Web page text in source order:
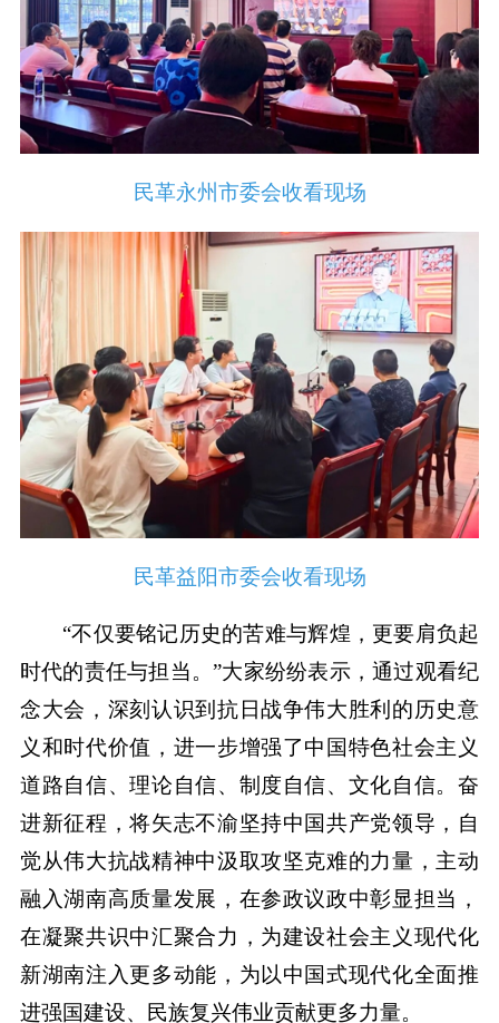
民革永州市委会收看现场
民革益阳市委会收看现场
“不仅要铭记历史的苦难与辉煌，更要肩负起
时代的责任与担当。”大家纷纷表示，通过观看纪
念大会，深刻认识到抗日战争伟大胜利的历史意
义和时代价值，进一步增强了中国特色社会主义
道路自信、理论自信、制度自信、文化自信。奋
进新征程，将矢志不渝坚持中国共产党领导，自
觉从伟大抗战精神中汲取攻坚克难的力量，主动
融入湖南高质量发展，在参政议政中彰显担当，
在凝聚共识中汇聚合力，为建设社会主义现代化
新湖南注入更多动能，为以中国式现代化全面推
进强国建设、民族复兴伟业贡献更多力量。